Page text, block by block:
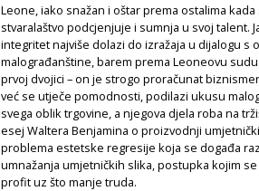
Leone, iako snažan i oštar prema ostalima
stvaralaštvo podcjenjuje i sumnja u svoj talent.
integritet najviše dolazi do izražaja u dijalogu s
malograđanštine, barem prema Leoneovu
prvoj dvojici – on je strogo proračunat
već se utječe pomodnosti, podilazi ukusu
svega oblik trgovine, a njegova djela roba na
esej Waltera Benjamina o proizvodnji
problema estetske regresije koja se događa
umnažanja umjetničkih slika, postupka kojim
profit uz što manje truda.